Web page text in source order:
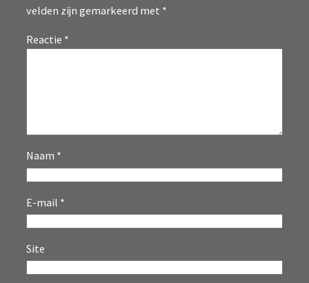
velden zijn gemarkeerd met *
Reactie *
Naam *
E-mail *
Site